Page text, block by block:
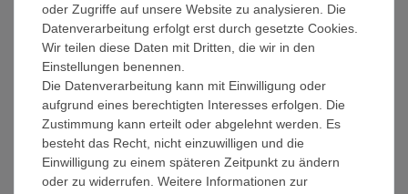
* inkl. ges. MwSt. zzgl. Versandkosten
Beschreibung
Technische Daten
oder Zugriffe auf unsere Website zu analysieren. Die
Datenverarbeitung erfolgt erst durch gesetzte Cookies.
Wir teilen diese Daten mit Dritten, die wir in den
Einstellungen benennen.
Die Datenverarbeitung kann mit Einwilligung oder
aufgrund eines berechtigten Interesses erfolgen. Die
Zustimmung kann erteilt oder abgelehnt werden. Es
besteht das Recht, nicht einzuwilligen und die
Einwilligung zu einem späteren Zeitpunkt zu ändern
oder zu widerrufen. Weitere Informationen zur